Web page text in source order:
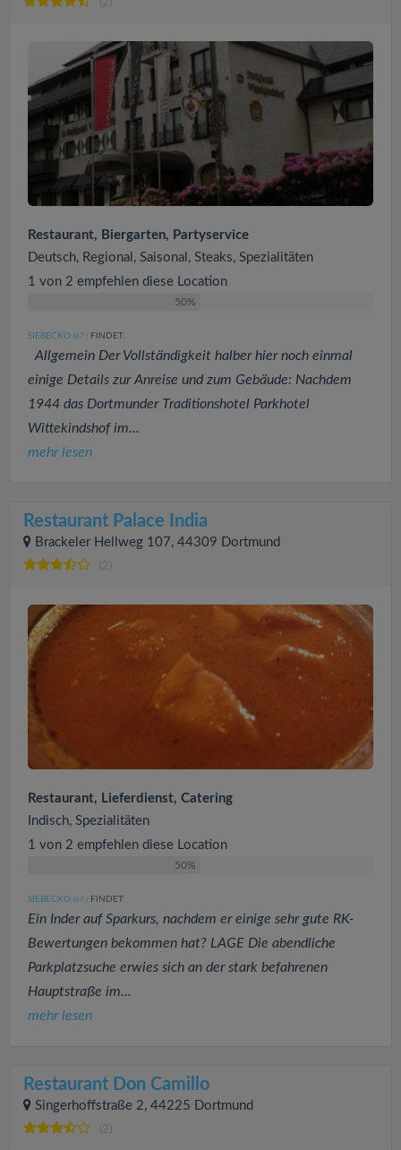
(2)
Restaurant, Biergarten, Partyservice
Deutsch, Regional, Saisonal, Steaks, Spezialitäten
1 von 2 empfehlen diese Location
50%
SIEBECKO (67 ) FINDET:
Allgemein Der Vollständigkeit halber hier noch einmal
einige Details zur Anreise und zum Gebäude: Nachdem
1944 das Dortmunder Traditionshotel Parkhotel
Wittekindshof im...
mehr lesen
Restaurant Palace India
Brackeler Hellweg 107, 44309 Dortmund
(2)
Restaurant, Lieferdienst, Catering
Indisch, Spezialitäten
1 von 2 empfehlen diese Location
50%
SIEBECKO (67 ) FINDET:
Ein Inder auf Sparkurs, nachdem er einige sehr gute RK-
Bewertungen bekommen hat? LAGE Die abendliche
Parkplatzsuche erwies sich an der stark befahrenen
Hauptstraße im...
mehr lesen
Restaurant Don Camillo
Singerhoffstraße 2, 44225 Dortmund
(2)